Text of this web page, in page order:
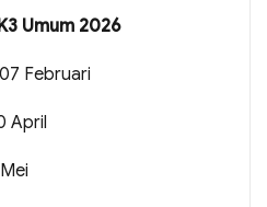
Umum 2026
Februari
April